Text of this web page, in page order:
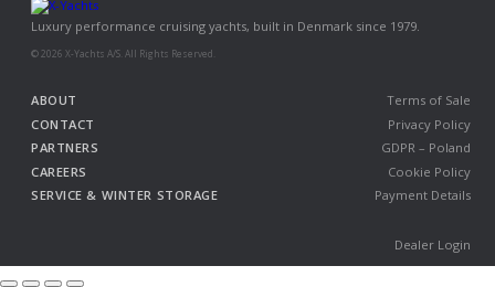
Luxury performance cruising yachts, built in Denmark since 1979.
© 2026 X-Yachts A/S. All Rights Reserved.
ABOUT
CONTACT
PARTNERS
CAREERS
SERVICE & WINTER STORAGE
Dealer Login
Terms of Sale
Privacy Policy
GDPR – Poland
Cookie Policy
Payment Details